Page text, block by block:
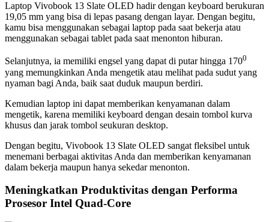
Laptop Vivobook 13 Slate OLED hadir dengan keyboard berukuran
19,05 mm yang bisa di lepas pasang dengan layar. Dengan begitu,
kamu bisa menggunakan sebagai laptop pada saat bekerja atau
menggunakan sebagai tablet pada saat menonton hiburan.
Selanjutnya, ia memiliki engsel yang dapat di putar hingga 1700
yang memungkinkan Anda mengetik atau melihat pada sudut yang
nyaman bagi Anda, baik saat duduk maupun berdiri.
Kemudian laptop ini dapat memberikan kenyamanan dalam
mengetik, karena memiliki keyboard dengan desain tombol kurva
khusus dan jarak tombol seukuran desktop.
Dengan begitu, Vivobook 13 Slate OLED sangat fleksibel untuk
menemani berbagai aktivitas Anda dan memberikan kenyamanan
dalam bekerja maupun hanya sekedar menonton.
Meningkatkan Produktivitas dengan Performa
Prosesor Intel Quad-Core